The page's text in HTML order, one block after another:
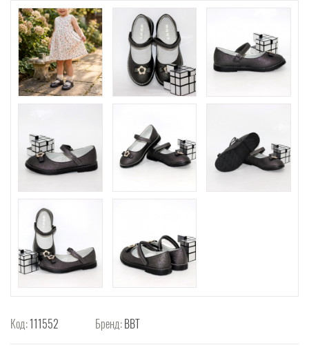
Код:111552 Бренд:ВВТ